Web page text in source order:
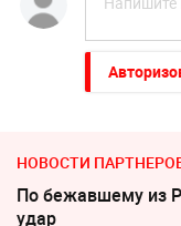
НОВОСТИ
По бежавшему из
удар